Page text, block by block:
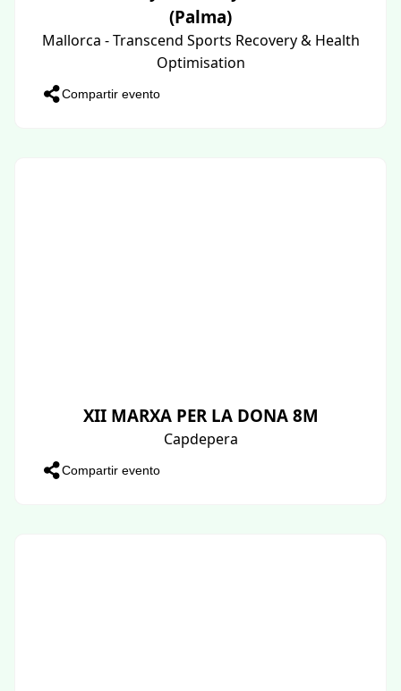
(Palma)
Mallorca - Transcend Sports Recovery & Health
Optimisation
Compartir evento
XII MARXA PER LA DONA 8M
Capdepera
Compartir evento